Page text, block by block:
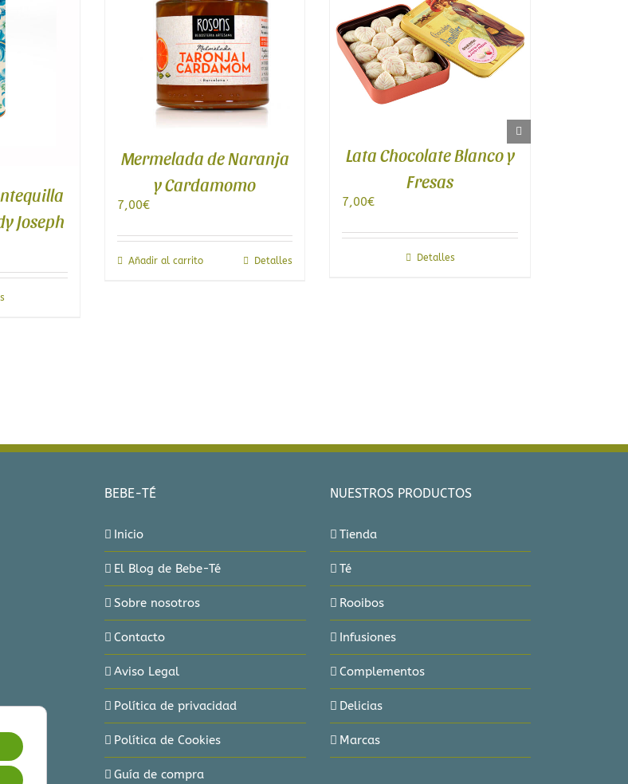
Mermelada de Naranja
y Cardamomo
7,00€
Detalles
Lata Chocolate Blanco y
Galletas de crema de
Limón Lady Joseph
4,95
BEBE-TÉ
Inicio
El Blog de Bebe-Té
Sobre nosotros
Contacto
Aviso Legal
Política de privacidad
Política de Cookies
Guía de compra
NUESTROS PRODUCTOS
Tienda
Té
Rooibos
Infusiones
Complementos
Delicias
Marcas